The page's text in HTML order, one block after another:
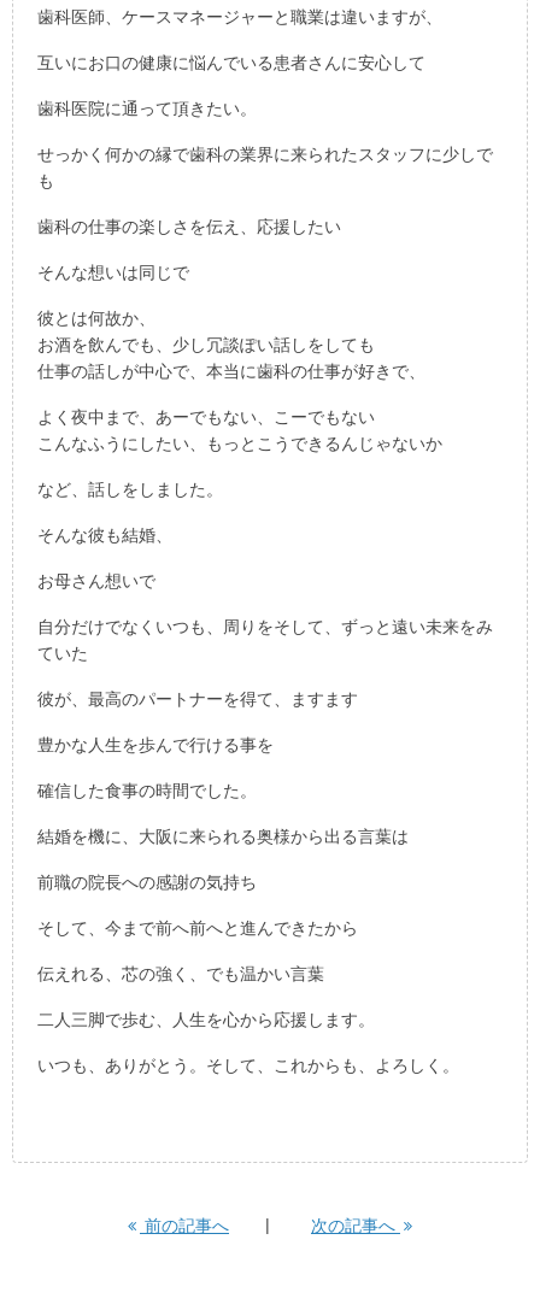
歯科医師、ケースマネージャーと職業は違いますが、
互いにお口の健康に悩んでいる患者さんに安心して
歯科医院に通って頂きたい。
せっかく何かの縁で歯科の業界に来られたスタッフに少しで
も
歯科の仕事の楽しさを伝え、応援したい
そんな想いは同じで
彼とは何故か、
お酒を飲んでも、少し冗談ぽい話しをしても
仕事の話しが中心で、本当に歯科の仕事が好きで、
よく夜中まで、あーでもない、こーでもない
こんなふうにしたい、もっとこうできるんじゃないか
など、話しをしました。
そんな彼も結婚、
お母さん想いで
自分だけでなくいつも、周りをそして、ずっと遠い未来をみ
ていた
彼が、最高のパートナーを得て、ますます
豊かな人生を歩んで行ける事を
確信した食事の時間でした。
結婚を機に、大阪に来られる奥様から出る言葉は
前職の院長への感謝の気持ち
そして、今まで前へ前へと進んできたから
伝えれる、芯の強く、でも温かい言葉
二人三脚で歩む、人生を心から応援します。
いつも、ありがとう。そして、これからも、よろしく。
前の記事へ 次の記事へ